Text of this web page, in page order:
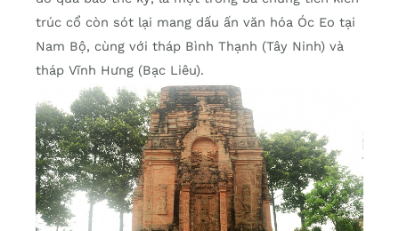
trúc cổ còn sót lại mang dấu ấn văn hóa Óc Eo tại
Nam Bộ, cùng với tháp Bình Thạnh (Tây Ninh) và
tháp Vĩnh Hưng (Bạc Liêu).